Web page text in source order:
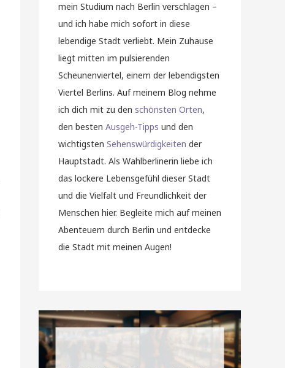
mein Studium nach Berlin verschlagen –
und ich habe mich sofort in diese
lebendige Stadt verliebt. Mein Zuhause
liegt mitten im pulsierenden
Scheunenviertel, einem der lebendigsten
Viertel Berlins. Auf meinem Blog nehme
ich dich mit zu den schönsten Orten,
den besten Ausgeh-Tipps und den
wichtigsten Sehenswürdigkeiten der
Hauptstadt. Als Wahlberlinerin liebe ich
das lockere Lebensgefühl dieser Stadt
und die Vielfalt und Freundlichkeit der
Menschen hier. Begleite mich auf meinen
Abenteuern durch Berlin und entdecke
die Stadt mit meinen Augen!